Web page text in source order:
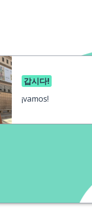
갑시다!
¡vamos!